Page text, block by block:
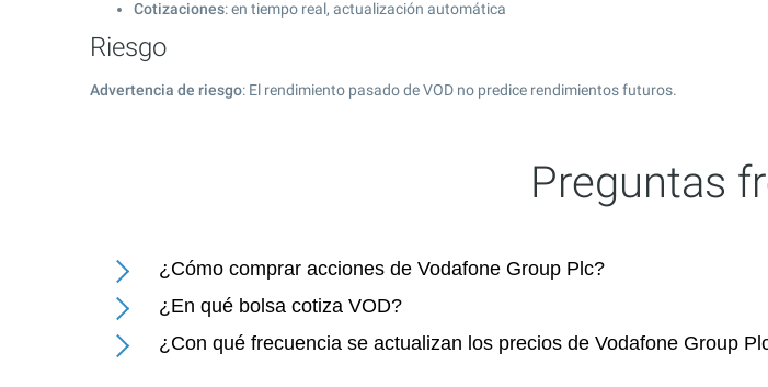
Cotizaciones: en tiempo real, actualización automática
Riesgo
Advertencia de riesgo: El rendimiento pasado de VOD no predice rendimientos futuros.
Preguntas
¿Cómo comprar acciones de Vodafone Group Plc?
¿En qué bolsa cotiza VOD?
¿Con qué frecuencia se actualizan los precios de Vodafone Group